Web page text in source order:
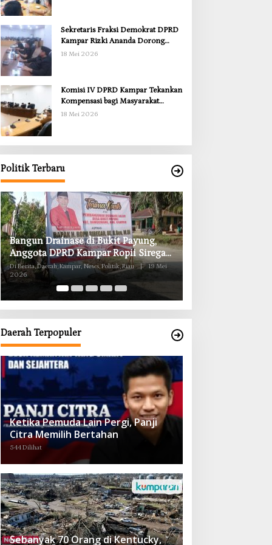
Sekretaris Fraksi Demokrat DPRD
Kampar Rizki Ananda Dorong
Pemulihan Lingkungan dan
18 Mei 2026
Komisi IV DPRD Kampar Tekankan
Kompensasi bagi Masyarakat
Terdampak
18 Mei 2026
Politik Terbaru
Anggota Komisi II DPRD Kampar
Ropii Siregar Minta Pemkab Bergerak
Cepat Atasi Ancaman Kekosongan
Obat demi Wujudkan Kampar Dihati
Di Berita, Daerah, Kampar, News, Politik, Riau |
19 Mei
2026
Daerah Terpopuler
Ketika Pemuda Lain Pergi, Panji
Citra Memilih Bertahan
544 Dilihat
Sebanyak 70 Orang di Kentucky,